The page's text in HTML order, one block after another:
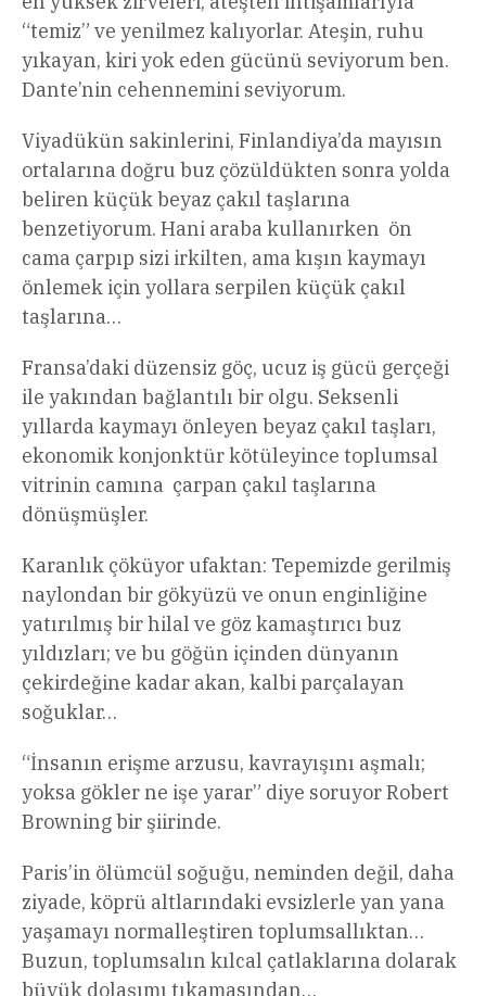
“temiz” ve yenilmez kalıyorlar. Ateşin, ruhu
yıkayan, kiri yok eden gücünü seviyorum ben.
Dante’nin cehennemini seviyorum.
Viyadükün sakinlerini, Finlandiya’da mayısın
ortalarına doğru buz çözüldükten sonra yolda
beliren küçük beyaz çakıl taşlarına
benzetiyorum. Hani araba kullanırken ön
cama çarpıp sizi irkilten, ama kışın kaymayı
önlemek için yollara serpilen küçük çakıl
taşlarına…
Fransa’daki düzensiz göç, ucuz iş gücü gerçeği
ile yakından bağlantılı bir olgu. Seksenli
yıllarda kaymayı önleyen beyaz çakıl taşları,
ekonomik konjonktür kötüleyince toplumsal
vitrinin camına çarpan çakıl taşlarına
dönüşmüşler.
Karanlık çöküyor ufaktan: Tepemizde gerilmiş
naylondan bir gökyüzü ve onun enginliğine
yatırılmış bir hilal ve göz kamaştırıcı buz
yıldızları; ve bu göğün içinden dünyanın
çekirdeğine kadar akan, kalbi parçalayan
soğuklar…
“İnsanın erişme arzusu, kavrayışını aşmalı;
yoksa gökler ne işe yarar” diye soruyor Robert
Browning bir şiirinde.
Paris’in ölümcül soğuğu, neminden değil, daha
ziyade, köprü altlarındaki evsizlerle yan yana
yaşamayı normalleştiren toplumsallıktan…
Buzun, toplumsalın kılcal çatlaklarına dolarak
büyük dolaşımı tıkamasından…